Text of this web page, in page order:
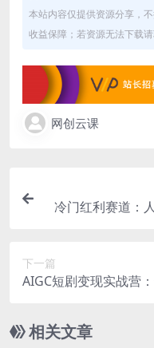
本站内容仅提供资源分享，
收益保障；若资源无法下载
网创云课
冷门红利赛道：
下一篇
AIGC短剧变现实战营
相关文章